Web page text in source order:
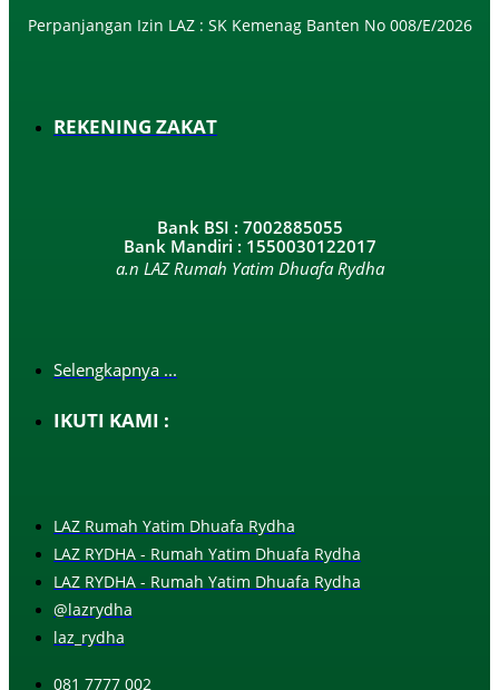
Perpanjangan Izin LAZ : SK Kemenag Banten No 008/E/2026​
REKENING ZAKAT
Bank BSI : 7002885055
Bank Mandiri : 1550030122017
a.n LAZ Rumah Yatim Dhuafa Rydha
Selengkapnya ...
IKUTI KAMI :
LAZ Rumah Yatim Dhuafa Rydha
LAZ RYDHA - Rumah Yatim Dhuafa Rydha
LAZ RYDHA - Rumah Yatim Dhuafa Rydha
@lazrydha
laz_rydha
081 7777 002